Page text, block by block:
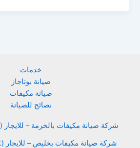
خدمات
صيانة بوتاجاز
صيانة مكيفات
نصائح للصيانة
شركة صيانة مكيفات بالخرمة – للايجار (٠٠٢٠١٥١٥٨٠٧٨٨٤)
شركة صيانة مكيفات بخليص – للايجار (٠٠٢٠١٥١٥٨٠٧٨٨٤)